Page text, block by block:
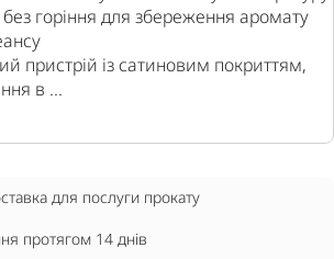
горіння для збереження аромату
пристрій із сатиновим покриттям,
в ...
для послуги прокату
протягом 14 днів